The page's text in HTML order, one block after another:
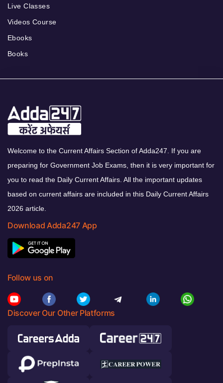
Live Classes
Videos Course
Ebooks
Books
Welcome to the Current Affairs Section of Adda247. If you are
preparing for Government Job Exams, then it is very important for
you to read the Daily Current Affairs. All the important updates
based on current affairs are included in this Daily Current Affairs
2026 article.
Download Adda247 App
Follow us on
Discover Our Other Platforms